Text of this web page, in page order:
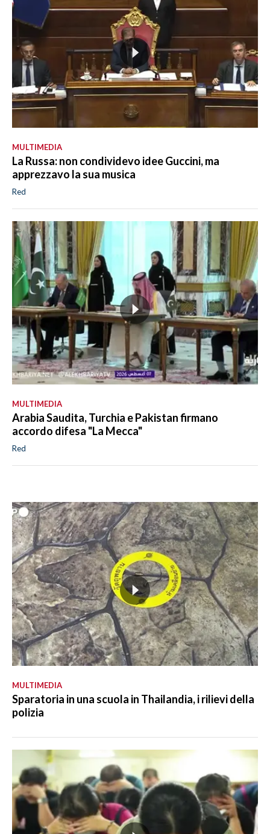
MULTIMEDIA
La Russa: non condividevo idee Guccini, ma
apprezzavo la sua musica
Red
MULTIMEDIA
Arabia Saudita, Turchia e Pakistan firmano
accordo difesa "La Mecca"
Red
MULTIMEDIA
Sparatoria in una scuola in Thailandia, i rilievi della
polizia